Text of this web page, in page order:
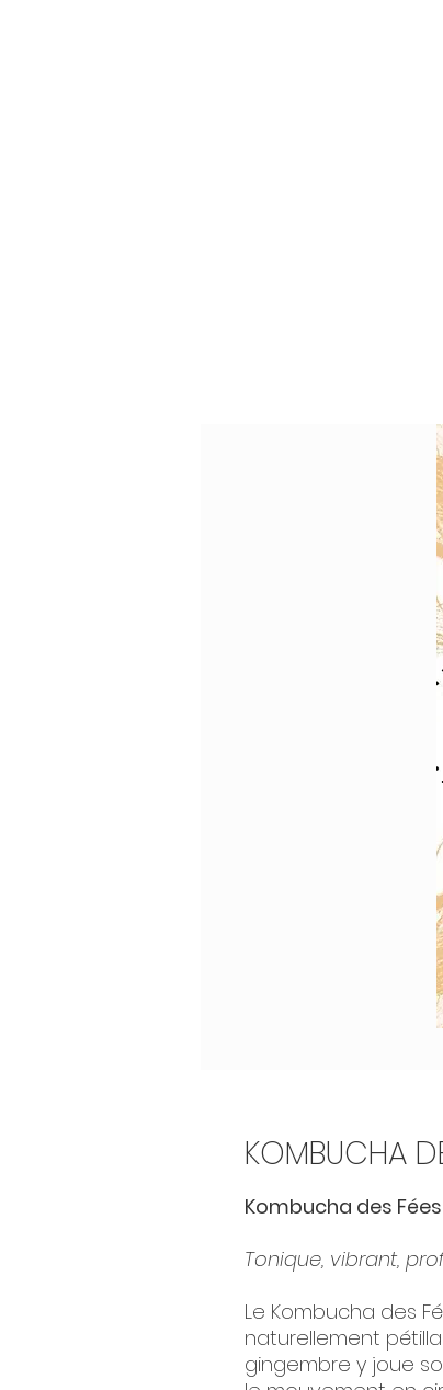
KOMBUCHA
Kombucha des
Tonique, vibrant,
Le Kombucha des
naturellement
gingembre y joue